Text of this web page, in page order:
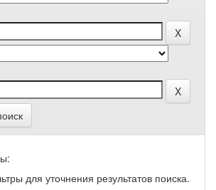
для уточнения результатов поиска.